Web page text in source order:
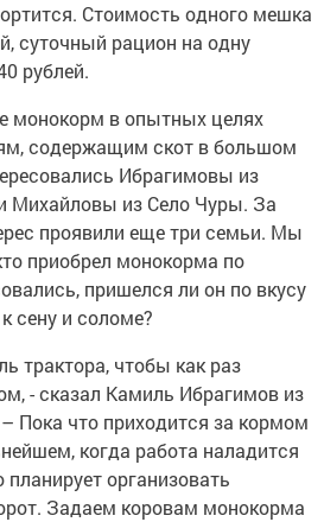
Стоимость одного мешка
суточный рацион на одну
рублей.
монокорм в опытных целях
содержащим скот в большом
Ибрагимовы из
Михайловы из Село Чуры. За
проявили еще три семьи. Мы
приобрел монокорма по
пришелся ли он по вкусу
сену и соломе?
трактора, чтобы как раз
- сказал Камиль Ибрагимов из
Пока что приходится за кормом
когда работа наладится
организовать
Задаем коровам монокорма